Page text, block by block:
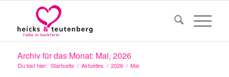
Archiv für das Monat: Mai, 2026
Du bist hier: Startseite / Aktuelles / 2026 / Mai